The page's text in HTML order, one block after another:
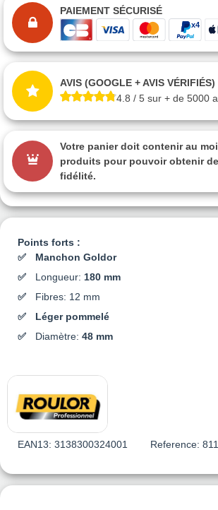
Points forts :
Manchon Goldor
Longueur: 180 mm
Fibres: 12 mm
Léger pommelé
Diamètre: 48 mm
EAN13: 3138300324001 Reference:
PAIEMENT SÉCURISÉ
AVIS (GOOGLE + AVIS VÉRIFIÉS)
4.8 / 5 sur + de 5000
Votre panier doit contenir au
produits pour pouvoir obtenir
fidélité.